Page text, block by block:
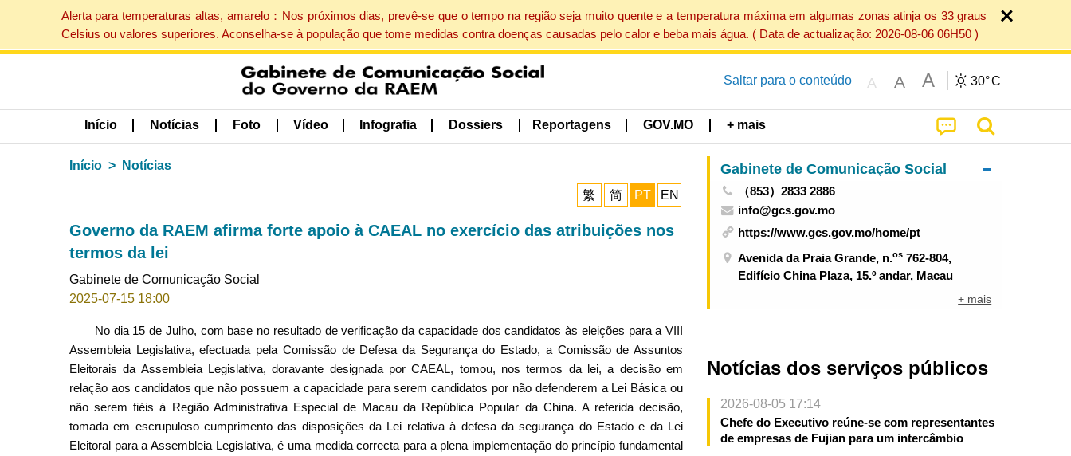
Alerta para temperaturas altas, amarelo：Nos próximos dias, prevê-se que o tempo na região seja muito quente e a temperatura máxima em algumas zonas atinja os 33 graus
Celsius ou valores superiores. Aconselha-se à população que tome medidas contra doenças causadas pelo calor e beba mais água. ( Data de actualização: 2026-08-06 06H50 )
Saltar para o conteúdo A A A 30°C
Início Notícias Foto Vídeo Infografia Dossiers Reportagens GOV.MO + mais
Início Notícias
繁 简 PT EN
Governo da RAEM afirma forte apoio à CAEAL no exercício das atribuições nos
termos da lei
Gabinete de Comunicação Social
2025-07-15 18:00
No dia 15 de Julho, com base no resultado de verificação da capacidade dos candidatos às eleições para a VIII
Assembleia Legislativa, efectuada pela Comissão de Defesa da Segurança do Estado, a Comissão de Assuntos
Eleitorais da Assembleia Legislativa, doravante designada por CAEAL, tomou, nos termos da lei, a decisão em
relação aos candidatos que não possuem a capacidade para serem candidatos por não defenderem a Lei Básica ou
não serem fiéis à Região Administrativa Especial de Macau da República Popular da China. A referida decisão,
tomada em escrupuloso cumprimento das disposições da Lei relativa à defesa da segurança do Estado e da Lei
Eleitoral para a Assembleia Legislativa, é uma medida correcta para a plena implementação do princípio fundamental
Gabinete de Comunicação Social
（853）2833 2886
info@gcs.gov.mo
https://www.gcs.gov.mo/home/pt
Avenida da Praia Grande, n.os 762-804,
Edifício China Plaza, 15.º andar, Macau
+ mais
Notícias dos serviços públicos
2026-08-05 17:14
Chefe do Executivo reúne-se com representantes
de empresas de Fujian para um intercâmbio